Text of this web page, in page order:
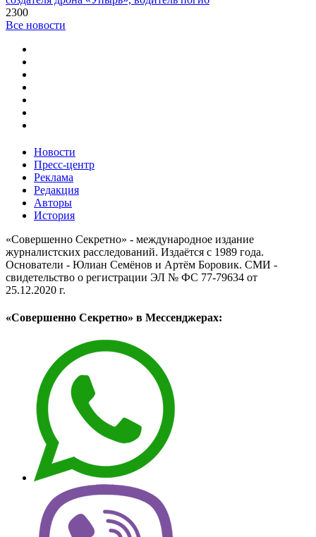
2300
Все новости
Новости
Пресс-центр
Реклама
Редакция
Авторы
История
«Совершенно Секретно» - международное издание
журналистских расследований. Издаётся с 1989 года.
Основатели - Юлиан Семёнов и Артём Боровик. CМИ -
свидетельство о регистрации ЭЛ № ФС 77-79634 от
25.12.2020 г.
«Совершенно Секретно» в Мессенджерах: